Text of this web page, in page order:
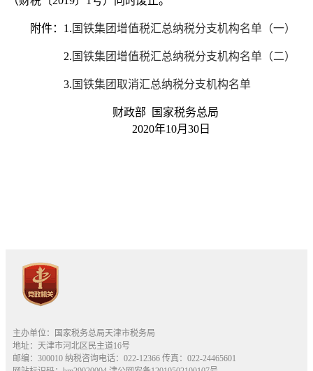
附件：1. 国铁集团增值税汇总纳税分支机构名单（一）
2. 国铁集团增值税汇总纳税分支机构名单（二）
3. 国铁集团取消汇总纳税分支机构名单
财政部 国家税务总局
2020年10月30日
主办单位：国家税务总局天津市税务局
地址：天津市河北区民主道16号
邮编：300010 纳税咨询电话：022-12366 传真：022-24465601